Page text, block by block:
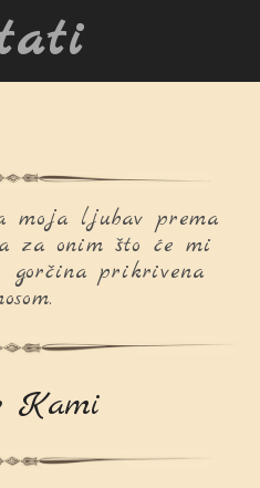
moja ljubav prema
za onim što će mi
gorčina prikrivena
Kami